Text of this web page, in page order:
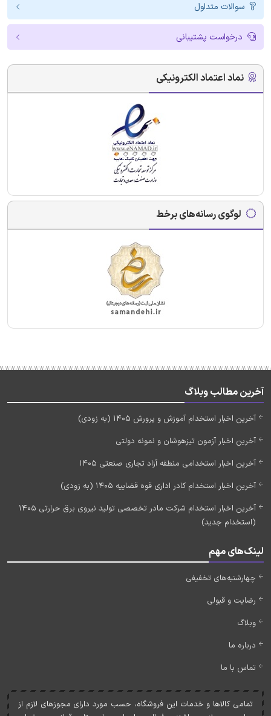
سوالات متداول
درخواست پشتیبانی
نماد اعتماد الکترونیکی
لوگوی رسانه‌های برخط
آخرین مطالب وبلاگ
آخرین اخبار استخدام آموزش و پرورش 1405 (به زودی)
آخرین اخبار آزمون تیزهوشان و نمونه دولتی
آخرین اخبار استخدامی منطقه آزاد تجاری صنعتی 1405
آخرین اخبار استخدام کادر اداری قوه قضاییه 1405 (به زودی)
آخرین اخبار استخدام شرکت مادر تخصصی تولید نیروی برق حرارتی 1405
(استخدام جدید)
لینک‌های مهم
چهارشنبه‌های تخفیفی
رضایت و قبولی
وبلاگ
درباره ما
تماس با ما
تمامی کالاها و خدمات اين فروشگاه، حسب مورد دارای مجوزهای لازم از